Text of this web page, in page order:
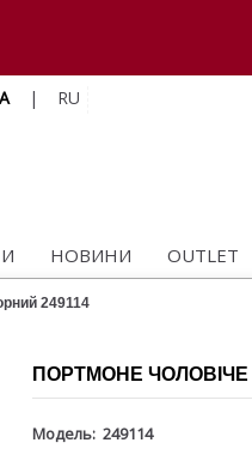
| RU
НОВИНИ OUTLET
249114
ПОРТМОНЕ ЧОЛОВІЧЕ
Модель: 249114